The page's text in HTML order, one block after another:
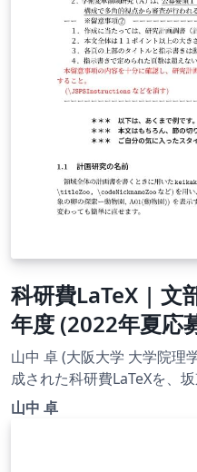
科研費LaTeX | 文
年度 (2022年夏応
研究 | 学術変革領
| 2022.10.26
山中 卓 (大阪大学 大学院理
成された科研費LaTeXを、
承を得てテンプレート登録しています。
山中 卓